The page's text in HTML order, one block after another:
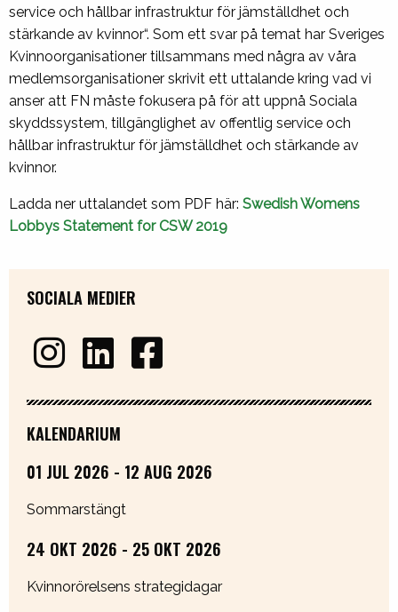
service och hållbar infrastruktur för jämställdhet och
stärkande av kvinnor“. Som ett svar på temat har Sveriges
Kvinnoorganisationer tillsammans med några av våra
medlemsorganisationer skrivit ett uttalande kring vad vi
anser att FN måste fokusera på för att uppnå Sociala
skyddssystem, tillgänglighet av offentlig service och
hållbar infrastruktur för jämställdhet och stärkande av
kvinnor.
Ladda ner uttalandet som PDF här: Swedish Womens
Lobbys Statement for CSW 2019
SOCIALA MEDIER
KALENDARIUM
01 JUL 2026 - 12 AUG 2026
Sommarstängt
24 OKT 2026 - 25 OKT 2026
Kvinnorörelsens strategidagar